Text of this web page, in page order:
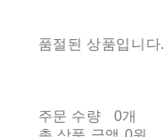
품절된 상품입니다.
주문 수량
0개